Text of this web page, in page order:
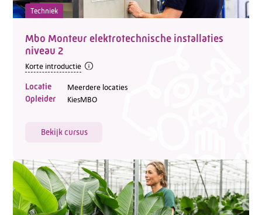
Techniek
Mbo Monteur elektrotechnische installaties
niveau 2
Korte introductie
Locatie Meerdere locaties
Opleider KiesMBO
Bekijk cursus